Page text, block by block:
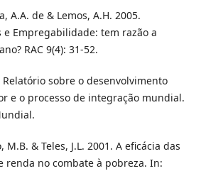
A.A. de & Lemos, A.H. 2005.
e Empregabilidade: tem razão a
RAC 9(4): 31-52.
sobre o desenvolvimento
e o processo de integração mundial.
M.B. & Teles, J.L. 2001. A eficácia das
renda no combate à pobreza. In: